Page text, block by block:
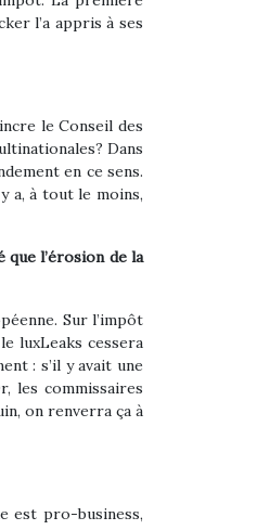
l’a appris à ses
le Conseil des
Dans
en ce sens.
a, à tout le moins,
l’érosion de la
Sur l’impôt
luxLeaks cessera
: s’il y avait une
les commissaires
on renverra ça à
est pro-business,